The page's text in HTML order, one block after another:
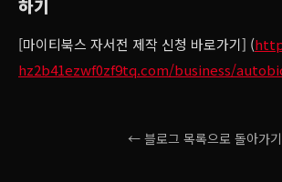
하기
[마이티북스 자서전 제작 신청 바로가기] (
hz2b41ezwf0zf9tq.com/business/
← 블로그 목록으로 돌아가기